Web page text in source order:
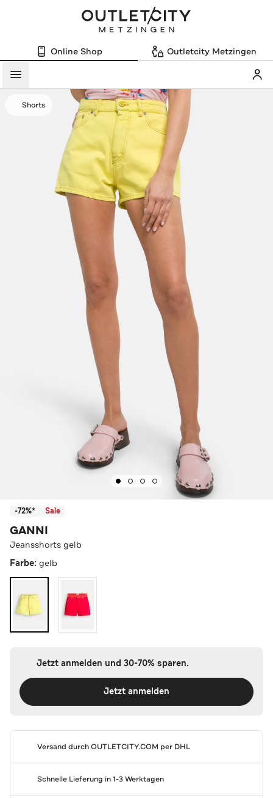
Online Shop Outletcity Metzingen
Menü
Shorts
-72%* Sale
GANNI
Jeansshorts gelb
Farbe: gelb
Jetzt anmelden und 30-70% sparen.
Jetzt anmelden
Versand durchOUTLETCITY.COM per DHL
Schnelle Lieferung in 1-3 Werktagen